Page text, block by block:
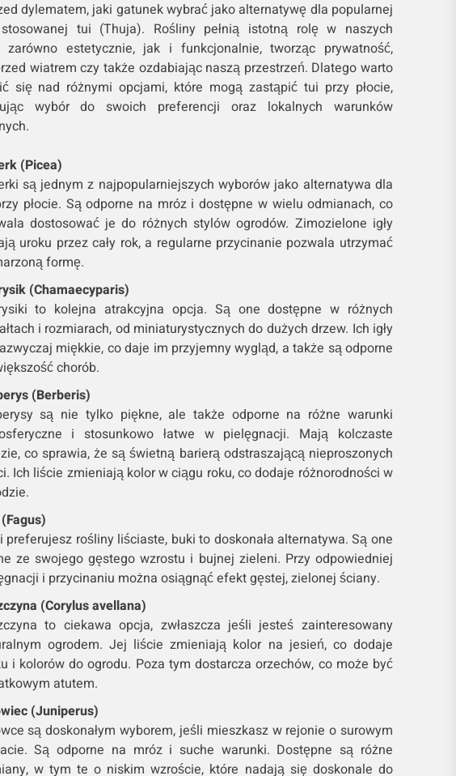
dylematem, jaki gatunek wybrać jako alternatywę dla popularnej
tui (Thuja). Rośliny pełnią istotną rolę w naszych
zarówno estetycznie, jak i funkcjonalnie, tworząc prywatność,
wiatrem czy także ozdabiając naszą przestrzeń. Dlatego warto
się nad różnymi opcjami, które mogą zastąpić tui przy płocie,
wybór do swoich preferencji oraz lokalnych warunków
(Picea)
są jednym z najpopularniejszych wyborów jako alternatywa dla
płocie. Są odporne na mróz i dostępne w wielu odmianach, co
dostosować je do różnych stylów ogrodów. Zimozielone igły
uroku przez cały rok, a regularne przycinanie pozwala utrzymać
formę.
(Chamaecyparis)
to kolejna atrakcyjna opcja. Są one dostępne w różnych
i rozmiarach, od miniaturystycznych do dużych drzew. Ich igły
miękkie, co daje im przyjemny wygląd, a także są odporne
chorób.
(Berberis)
są nie tylko piękne, ale także odporne na różne warunki
i stosunkowo łatwe w pielęgnacji. Mają kolczaste
co sprawia, że są świetną barierą odstraszającą nieproszonych
Ich liście zmieniają kolor w ciągu roku, co dodaje różnorodności w
preferujesz rośliny liściaste, buki to doskonała alternatywa. Są one
ze swojego gęstego wzrostu i bujnej zieleni. Przy odpowiedniej
i przycinaniu można osiągnąć efekt gęstej, zielonej ściany.
(Corylus avellana)
to ciekawa opcja, zwłaszcza jeśli jesteś zainteresowany
ogrodem. Jej liście zmieniają kolor na jesień, co dodaje
i kolorów do ogrodu. Poza tym dostarcza orzechów, co może być
atutem.
(Juniperus)
są doskonałym wyborem, jeśli mieszkasz w rejonie o surowym
Są odporne na mróz i suche warunki. Dostępne są różne
w tym te o niskim wzroście, które nadają się doskonale do